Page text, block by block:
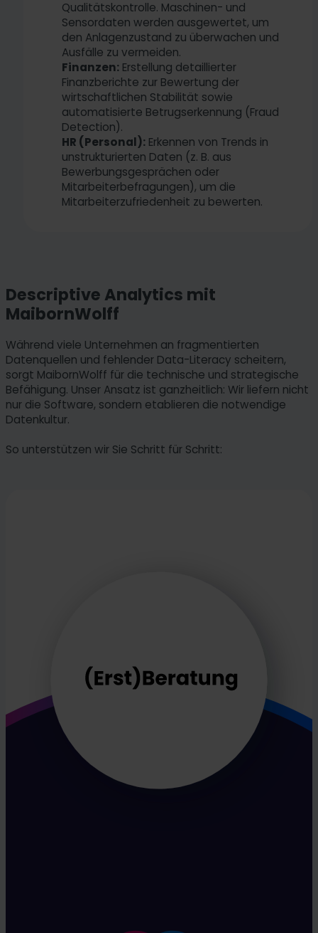
Qualitätskontrolle. Maschinen- und
Sensordaten werden ausgewertet, um
den Anlagenzustand zu überwachen und
Ausfälle zu vermeiden.
Finanzen: Erstellung detaillierter
Finanzberichte zur Bewertung der
wirtschaftlichen Stabilität sowie
automatisierte Betrugserkennung (Fraud
Detection).
HR (Personal): Erkennen von Trends in
unstrukturierten Daten (z. B. aus
Bewerbungsgesprächen oder
Mitarbeiterbefragungen), um die
Mitarbeiterzufriedenheit zu bewerten.
Descriptive Analytics mit
MaibornWolff
Während viele Unternehmen an fragmentierten
Datenquellen und fehlender Data-Literacy scheitern,
sorgt MaibornWolff für die technische und strategische
Befähigung. Unser Ansatz ist ganzheitlich: Wir liefern nicht
nur die Software, sondern etablieren die notwendige
Datenkultur.
So unterstützen wir Sie Schritt für Schritt: